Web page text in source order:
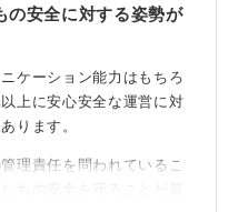
の安全に対する姿勢が
ケーション能力はもちろ
上に安心安全な運営に対
ります。
理責任を問われているこ
ちの安全を守ることが最